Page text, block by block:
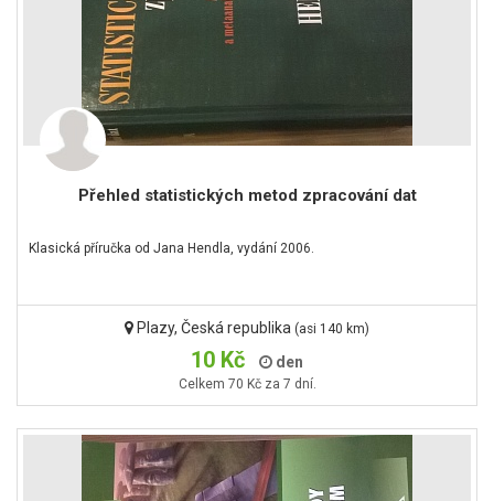
Přehled statistických metod zpracování dat
Klasická příručka od Jana Hendla, vydání 2006.
Plazy, Česká republika (asi 140 km)
10 Kč den
Celkem 70 Kč za 7 dní.